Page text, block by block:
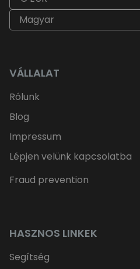
Magyar
VÁLLALAT
Rólunk
Blog
Impressum
Lépjen velünk kapcsolatba
Fraud prevention
HASZNOS LINKEK
Segítség